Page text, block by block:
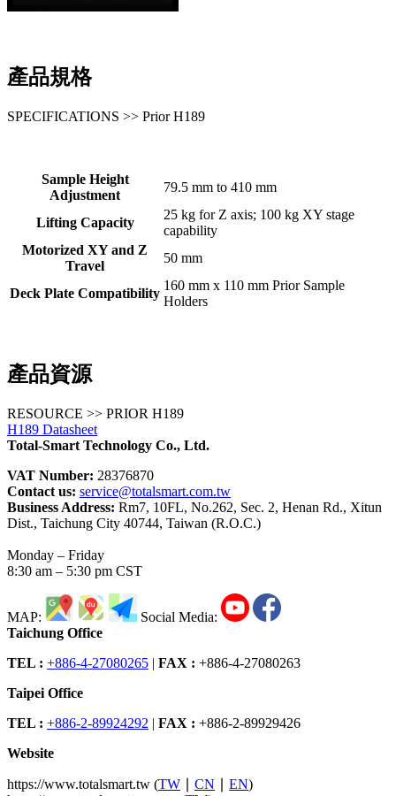
產品規格
SPECIFICATIONS >> Prior H189
Sample Height
Adjustment
79.5 mm to 410 mm
Lifting Capacity
25 kg for Z axis; 100 kg XY stage
capability
Motorized XY and Z
Travel
50 mm
Deck Plate Compatibility
160 mm x 110 mm Prior Sample
Holders
產品資源
RESOURCE >> PRIOR H189
H189 Datasheet
Total-Smart Technology Co., Ltd.
VAT Number: 28376870
Contact us: service@totalsmart.com.tw
Business Address: Rm7, 10FL, No.262, Sec. 2, Henan Rd., Xitun
Dist., Taichung City 40744, Taiwan (R.O.C.)
Monday – Friday
8:30 am – 5:30 pm CST
MAP:
Social Media:
Taichung Office
TEL : +886-4-27080265 | FAX : +886-4-27080263
Taipei Office
TEL : +886-2-89924292 | FAX : +886-2-89929426
Website
https://www.totalsmart.tw (TW CN EN)